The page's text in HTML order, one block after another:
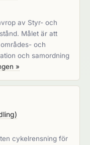
av Styr- och
Målet är att
och
och samordning
»
cykelrensning för